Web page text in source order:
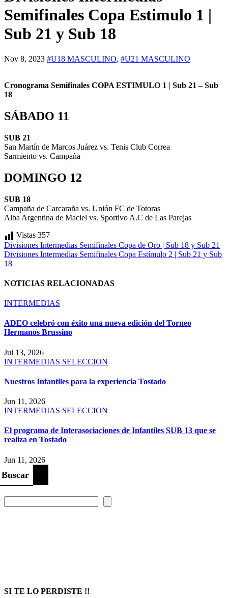
Semifinales Copa Estimulo 1 |
Sub 21 y Sub 18
Nov 8, 2023 #U18 MASCULINO, #U21 MASCULINO
Cronograma Semifinales COPA ESTIMULO 1 | Sub 21– Sub
18
SÁBADO 11
SUB 21
San Martín de Marcos Juárez vs. Tenis Club Correa
Sarmiento vs. Campaña
DOMINGO 12
SUB 18
Campaña de Carcaraña vs. Unión FC de Totoras
Alba Argentina de Maciel vs. Sportivo A.C de Las Parejas
Vistas 357
Navegación
de
Divisiones Intermedias Semifinales Copa de Oro | Sub 18 y Sub 21
Divisiones Intermedias Semifinales Copa Estímulo 2 | Sub 21 y Sub
18
NOTICIAS RELACIONADAS
INTERMEDIAS
ADEO celebró con éxito una nueva edición del Torneo
Hermanos Brussino
Jul 13, 2026
INTERMEDIAS SELECCION
Nuestros Infantiles para la experiencia Tostado
Jun 11, 2026
INTERMEDIAS SELECCION
El programa de Interasociaciones de Infantiles SUB 13 que se
realiza en Tostado
Jun 11, 2026
Buscar
SI TE LO PERDISTE !!